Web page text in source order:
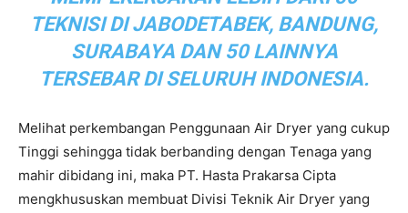
TEKNISI DI JABODETABEK, BANDUNG,
SURABAYA DAN 50 LAINNYA
TERSEBAR DI SELURUH INDONESIA.
Melihat perkembangan Penggunaan Air Dryer yang cukup
Tinggi sehingga tidak berbanding dengan Tenaga yang
mahir dibidang ini, maka PT. Hasta Prakarsa Cipta
mengkhususkan membuat Divisi Teknik Air Dryer yang